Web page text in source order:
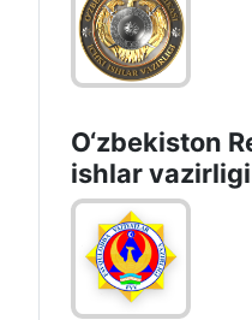
O‘zbеkiston
ishlаr vаzirligi